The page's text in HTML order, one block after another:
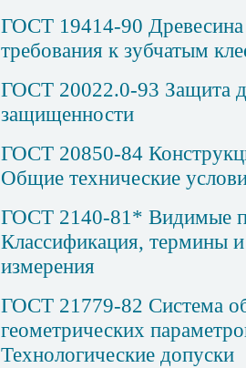
ГОСТ 19414-90
требования к зубчатым
ГОСТ 20022.0-93 Защита
защищенности
ГОСТ 20850-84
Общие технические
ГОСТ 2140-81* Видимые
Классификация, термины
измерения
ГОСТ 21779-82 Система
геометрических
Технологические допуски